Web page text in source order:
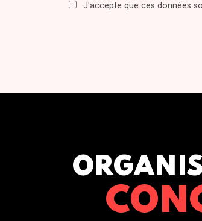
J'accepte que ces données